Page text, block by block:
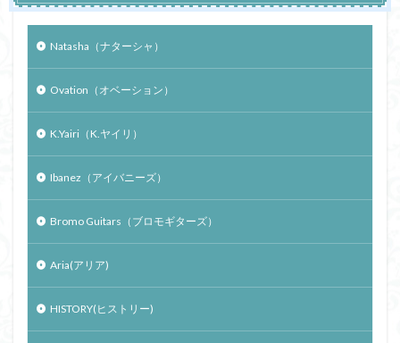
Natasha（ナターシャ）
Ovation（オベーション）
K.Yairi（K.ヤイリ）
Ibanez（アイバニーズ）
Bromo Guitars（ブロモギターズ）
Aria(アリア)
HISTORY(ヒストリー)